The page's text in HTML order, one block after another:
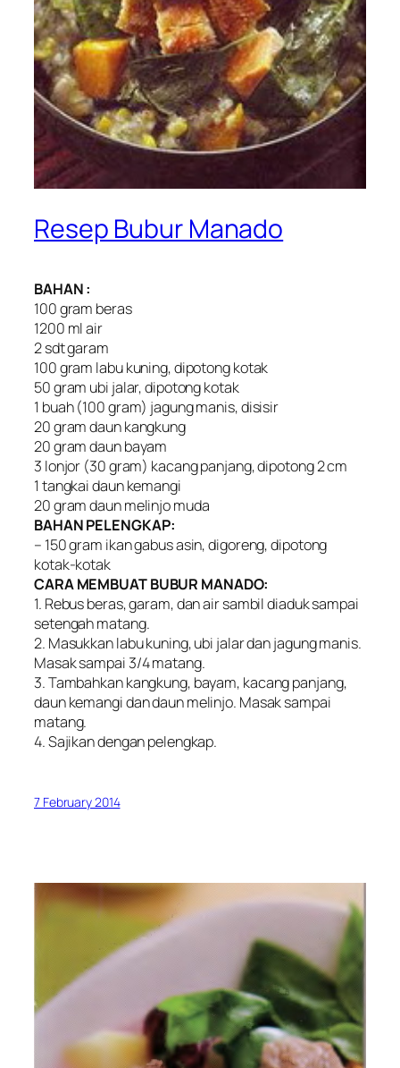
Resep Bubur Manado
BAHAN :
100 gram beras
1200 ml air
2 sdt garam
100 gram labu kuning, dipotong kotak
50 gram ubi jalar, dipotong kotak
1 buah (100 gram) jagung manis, disisir
20 gram daun kangkung
20 gram daun bayam
3 lonjor (30 gram) kacang panjang, dipotong 2 cm
1 tangkai daun kemangi
20 gram daun melinjo muda
BAHAN PELENGKAP:
– 150 gram ikan gabus asin, digoreng, dipotong
kotak-kotak
CARA MEMBUAT BUBUR MANADO:
1. Rebus beras, garam, dan air sambil diaduk sampai
setengah matang.
2. Masukkan labu kuning, ubi jalar dan jagung manis.
Masak sampai 3/4 matang.
3. Tambahkan kangkung, bayam, kacang panjang,
daun kemangi dan daun melinjo. Masak sampai
matang.
4. Sajikan dengan pelengkap.
7 February 2014